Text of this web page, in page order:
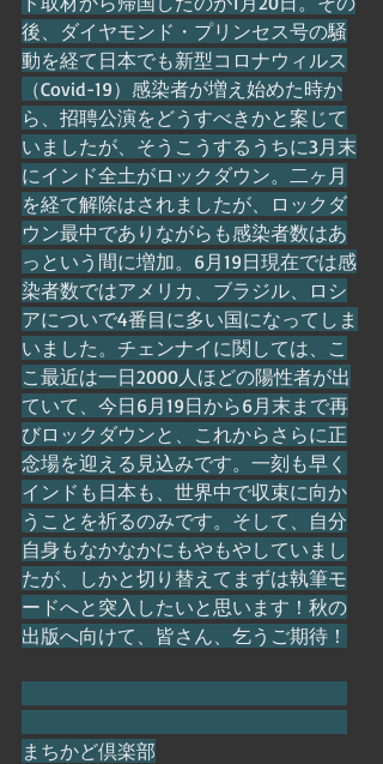
後、ダイヤモンド・プリンセス号の騒
動を経て日本でも新型コロナウィルス
（Covid-19）感染者が増え始めた時か
ら、招聘公演をどうすべきかと案じて
いましたが、そうこうするうちに3月末
にインド全土がロックダウン。二ヶ月
を経て解除はされましたが、ロックダ
ウン最中でありながらも感染者数はあ
っという間に増加。6月19日現在では感
染者数ではアメリカ、ブラジル、ロシ
アについで4番目に多い国になってしま
いました。チェンナイに関しては、こ
こ最近は一日2000人ほどの陽性者が出
ていて、今日6月19日から6月末まで再
びロックダウンと、これからさらに正
念場を迎える見込みです。一刻も早く
インドも日本も、世界中で収束に向か
うことを祈るのみです。そして、自分
自身もなかなかにもやもやしていまし
たが、しかと切り替えてまずは執筆モ
ードへと突入したいと思います！秋の
出版へ向けて、皆さん、乞うご期待！
まちかど倶楽部